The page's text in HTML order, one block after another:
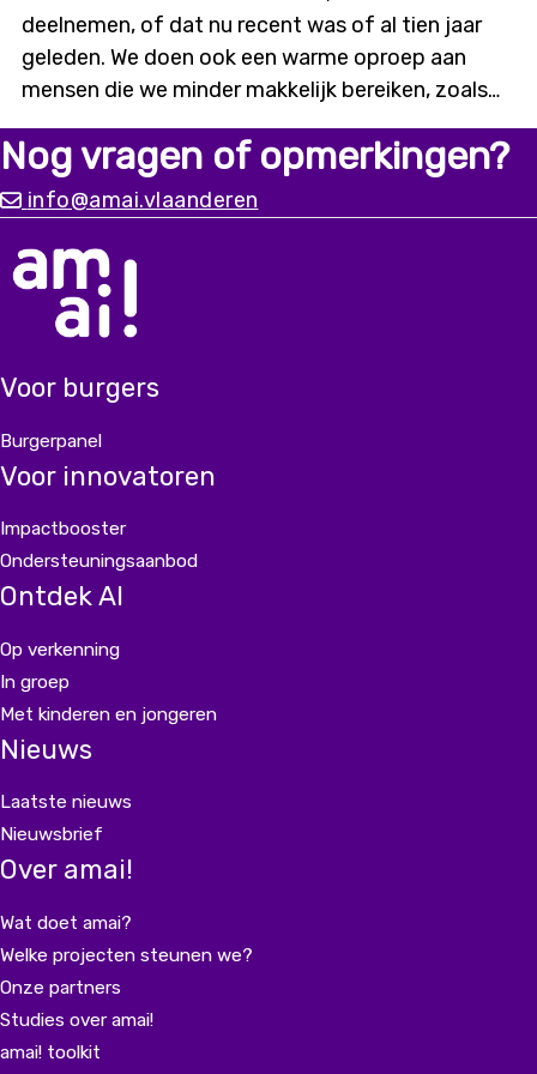
deelnemen, of dat nu recent was of al tien jaar
geleden. We doen ook een warme oproep aan
mensen die we minder makkelijk bereiken, zoals
digitaal kwetsbaren of mensen met een
migratieachtergrond. Alleen met input vanuit
diverse ervaringen kunnen we
een chatbot bouwen die er écht is voor iedereen.
Nog vragen of opmerkingen?
info@amai.vlaanderen
Voor burgers
Burgerpanel
Voor innovatoren
Impactbooster
Ondersteuningsaanbod
Ontdek AI
Op verkenning
In groep
Met kinderen en jongeren
Nieuws
Laatste nieuws
Nieuwsbrief
Over amai!
Wat doet amai?
Welke projecten steunen we?
Onze partners
Studies over amai!
amai! toolkit